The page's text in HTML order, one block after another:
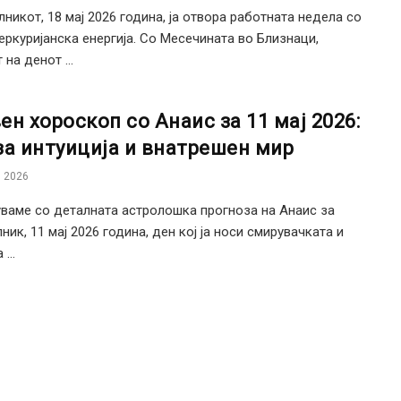
18 мај 2026 година, ја отвора работната недела со
енергија. Со Месечината во Близнаци,
на денот ...
хороскоп со Анаис за 11 мај 2026:
интуиција и внатрешен мир
2026
со деталната астролошка прогноза на Анаис за
11 мај 2026 година, ден кој ја носи смирувачката и
...